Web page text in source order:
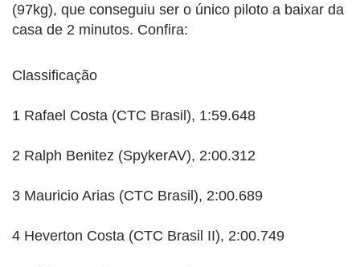
(97kg), que conseguiu ser o único piloto a baixar da
casa de 2 minutos. Confira:
Classificação
1 Rafael Costa (CTC Brasil), 1:59.648
2 Ralph Benitez (SpykerAV), 2:00.312
3 Mauricio Arias (CTC Brasil), 2:00.689
4 Heverton Costa (CTC Brasil II), 2:00.749